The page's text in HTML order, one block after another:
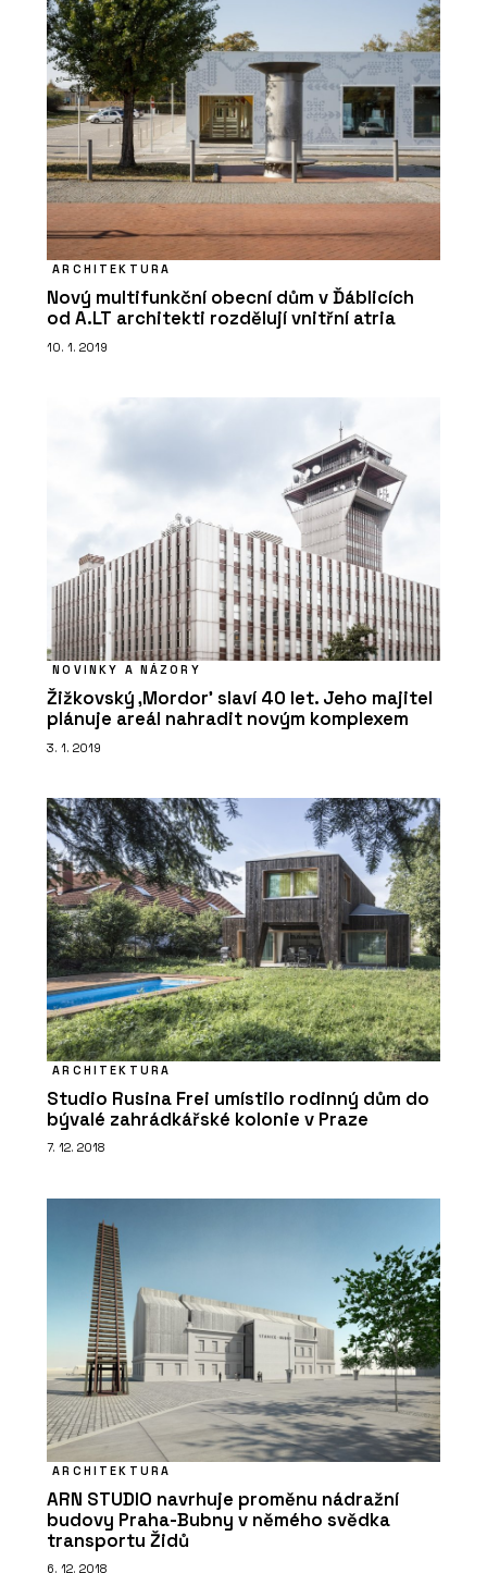
ARCHITEKTURA
Nový multifunkční obecní dům v Ďáblicích
od A.LT architekti rozdělují vnitřní atria
10. 1. 2019
NOVINKY A NÁZORY
Žižkovský ‚Mordor' slaví 40 let. Jeho majitel
plánuje areál nahradit novým komplexem
3. 1. 2019
ARCHITEKTURA
Studio Rusina Frei umístilo rodinný dům do
bývalé zahrádkářské kolonie v Praze
7. 12. 2018
ARCHITEKTURA
ARN STUDIO navrhuje proměnu nádražní
budovy Praha-Bubny v němého svědka
transportu Židů
6. 12. 2018